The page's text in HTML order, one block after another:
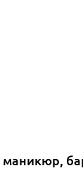
маникюр,